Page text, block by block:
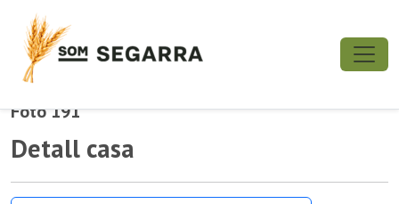
Foto 191
Detall casa